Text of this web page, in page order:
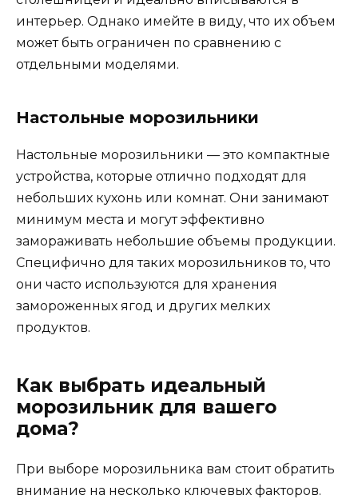
интерьер. Однако имейте в виду, что их объем
может быть ограничен по сравнению с
отдельными моделями.
Настольные морозильники
Настольные морозильники — это компактные
устройства, которые отлично подходят для
небольших кухонь или комнат. Они занимают
минимум места и могут эффективно
замораживать небольшие объемы продукции.
Специфично для таких морозильников то, что
они часто используются для хранения
замороженных ягод и других мелких
продуктов.
Как выбрать идеальный
морозильник для вашего
дома?
При выборе морозильника вам стоит обратить
внимание на несколько ключевых факторов.